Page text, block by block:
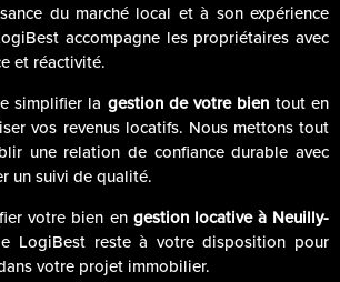
du marché local et à son expérience
accompagne les propriétaires avec
et réactivité.
simplifier la gestion de votre bien tout en
vos revenus locatifs. Nous mettons tout
une relation de confiance durable avec
un suivi de qualité.
votre bien en gestion locative à Neuilly-
LogiBest reste à votre disposition pour
votre projet immobilier.